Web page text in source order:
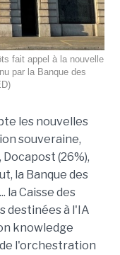
fait appel à la nouvelle
par la Banque des
les nouvelles
souveraine,
(26%),
la Banque des
la Caisse des
destinées à l'IA
knowledge
l'orchestration